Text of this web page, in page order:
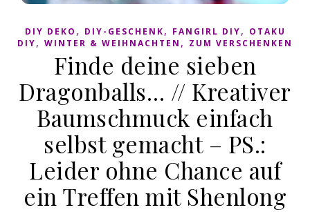
DIY DEKO , DIY-GESCHENK, FANGIRL DIY, OTAKU
DIY, WINTER & WEIHNACHTEN , ZUM VERSCHENKEN
Finde deine sieben
Dragonballs… // Kreativer
Baumschmuck einfach
selbst gemacht – PS.:
Leider ohne Chance auf
ein Treffen mit Shenlong